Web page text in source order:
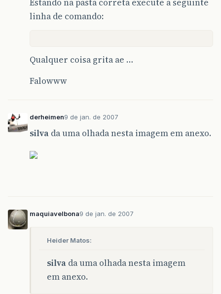
Estando na pasta correta execute a seguinte
linha de comando:
Qualquer coisa grita ae …
Falowww
derheimen9 de jan. de 2007
silva da uma olhada nesta imagem em anexo.
maquiavelbona9 de jan. de 2007
Heider Matos:
silva da uma olhada nesta imagem
em anexo.